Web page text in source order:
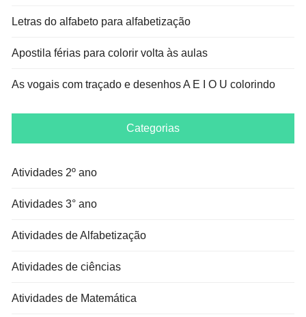
Letras do alfabeto para alfabetização
Apostila férias para colorir volta às aulas
As vogais com traçado e desenhos A E I O U colorindo
Categorias
Atividades 2º ano
Atividades 3° ano
Atividades de Alfabetização
Atividades de ciências
Atividades de Matemática